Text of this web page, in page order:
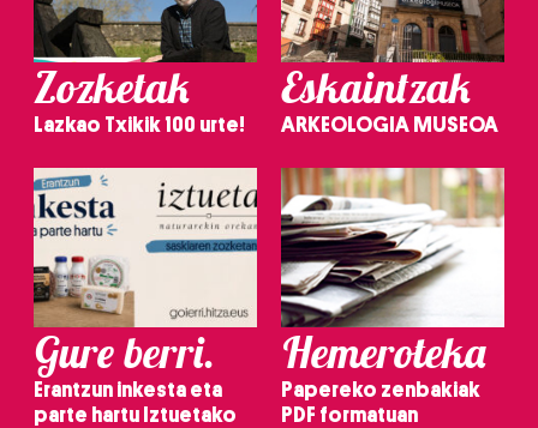
Zozketak
Lazkao Txikik 100 urte!
Eskaintzak
ARKEOLOGIA MUSEOA
Gure berri.
Erantzun inkesta eta
parte hartu Iztuetako
Hemeroteka
Papereko zenbakiak
PDF formatuan